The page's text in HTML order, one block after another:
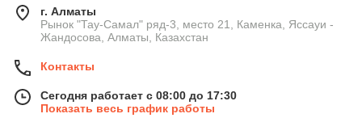
г. Алматы
Рынок "Тау-Самал" ряд-3, место 21, Каменка, Яссауи -
Жандосова, Алматы, Казахстан
Контакты
Сегодня работает с 08:00 до 17:30
Показать весь график работы